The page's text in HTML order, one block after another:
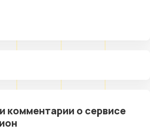
комментарии о сервисе